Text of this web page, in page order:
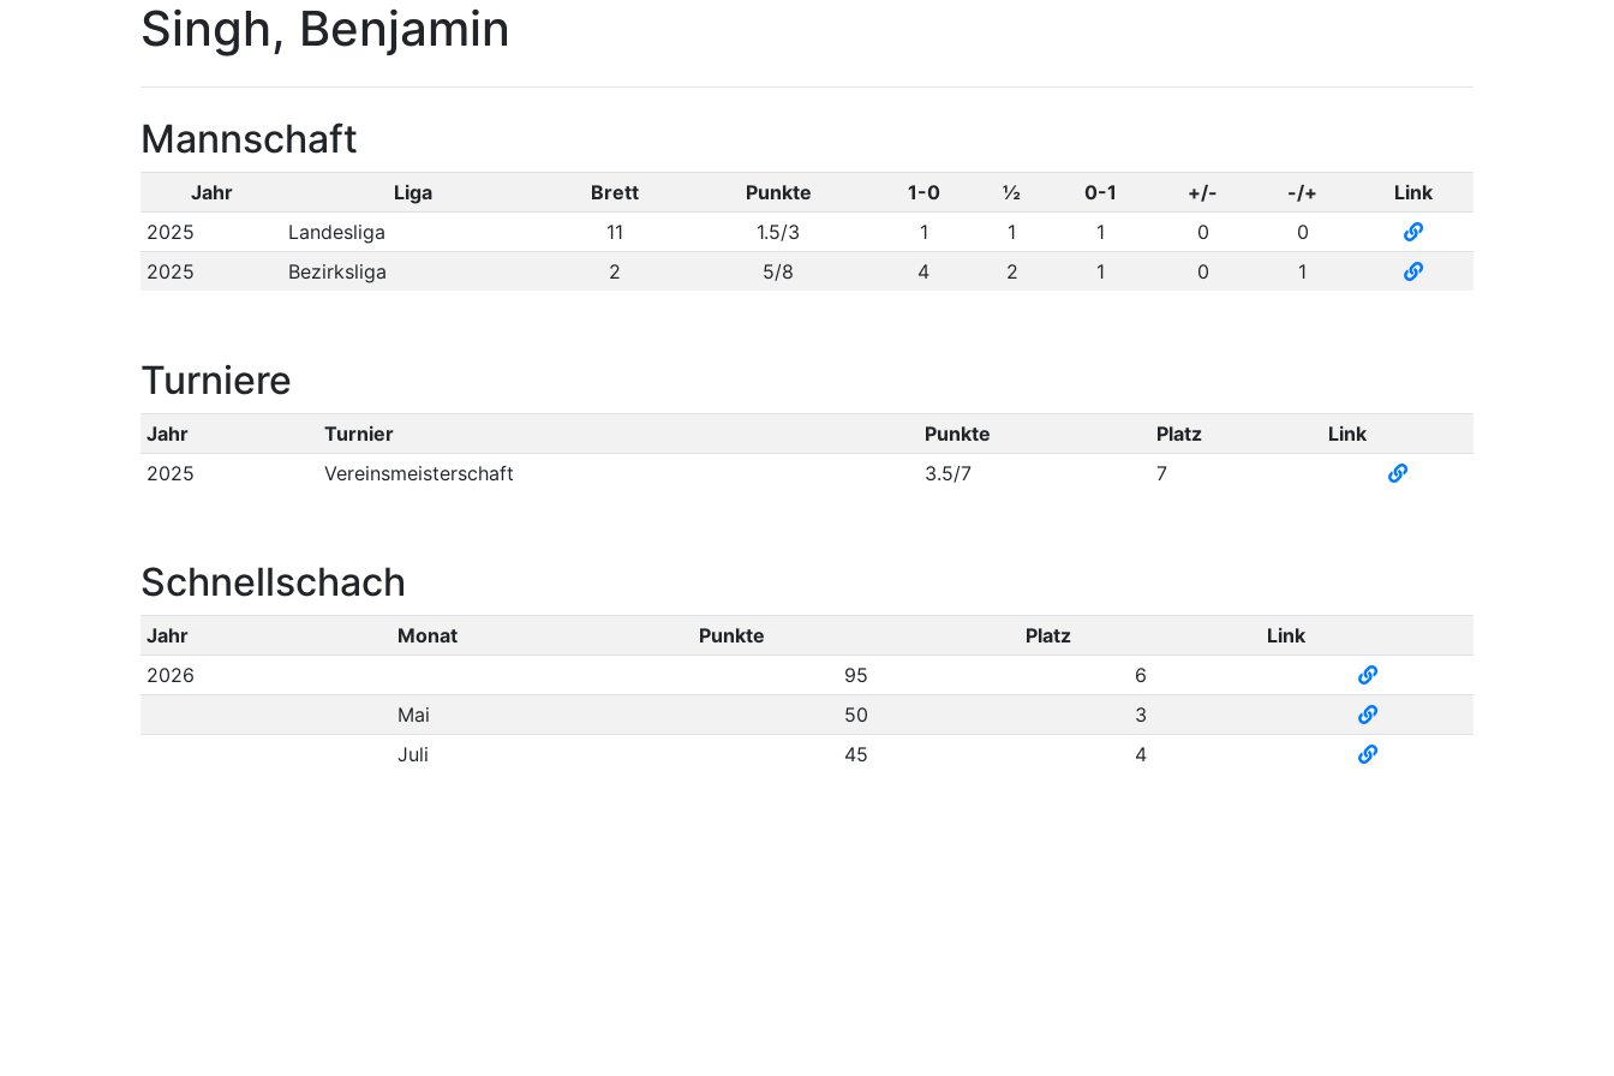
Singh, Benjamin
Mannschaft
Jahr Liga Brett Punkte 1-0 ½ 0-1 +/- -/+
Link
2025
Landesliga 11 1.5/3 1 1 1 0
0
2025
Bezirksliga 2 5/8 4 2 1 0 1
Turniere
Jahr Turnier Punkte Platz
Link
2025
Vereinsmeisterschaft 3.5/7 7
Schnellschach
Jahr Monat Punkte Platz
Link
2026
95
6
Mai
50
3
Juli
45 4